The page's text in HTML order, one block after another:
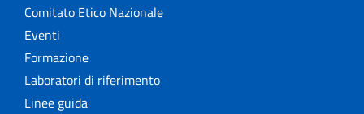
Comitato Etico Nazionale
Eventi
Formazione
Laboratori di riferimento
Linee guida